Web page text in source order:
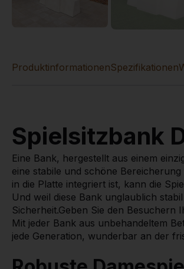
ProduktinformationenSpezifikationen
Spielsitzbank
Eine Bank, hergestellt aus einem
eine stabile und schöne
in die Platte integriert ist, kann die
Und weil diese Bank unglaublich
Sicherheit.Geben Sie den Besuchern
Mit jeder Bank aus unbehandeltem
jede Generation, wunderbar an der